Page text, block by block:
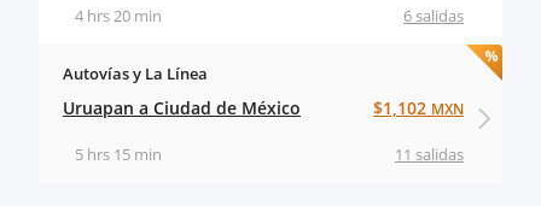
6 salidas
4 hrs 20 min
Autovías y La Línea
Uruapan a Ciudad de México
11 salidas
5 hrs 15 min
$1,102 MXN